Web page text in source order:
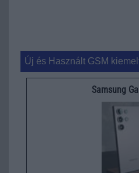
Új és Használt GSM
Samsung